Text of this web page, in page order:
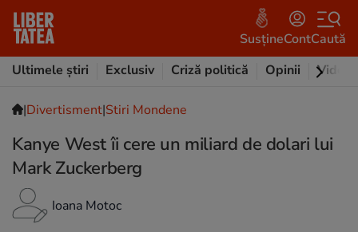
SusțineContCaută
Ultimele știri
Exclusiv Criză politică Opinii Video
|Divertisment|Stiri Mondene
Kanye West îi cere un miliard de dolari lui
Mark Zuckerberg
Ioana Motoc